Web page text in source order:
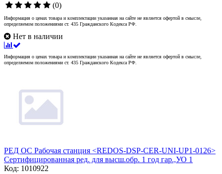
(0)
Информация о ценах товара и комплектации указанная на сайте не является офертой в смысле,
определяемом положениями ст. 435 Гражданского Кодекса РФ.
Нет в наличии
Информация о ценах товара и комплектации указанная на сайте не является офертой в смысле,
определяемом положениями ст. 435 Гражданского Кодекса РФ.
РЕД ОС Рабочая станция <REDOS-DSP-CER-UNI-UP1-0126>
Сертифицированная ред. для высш.обр. 1 год гар.,УО 1
Код: 1010922